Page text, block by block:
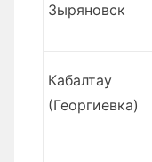
Зыряновск
Кабалтау
(Георгиевка)